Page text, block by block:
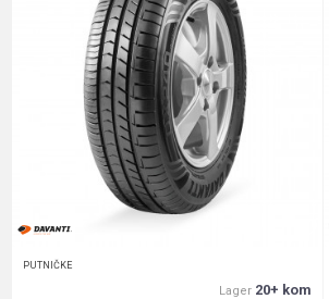
Anti-spam zaštita - izračunajte koliko je 2 + 3 :
PUTNIČKE
Lager 20+ kom